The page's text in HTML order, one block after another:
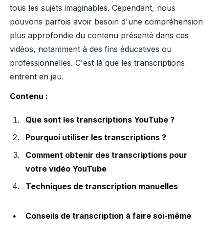
tous les sujets imaginables. Cependant, nous
pouvons parfois avoir besoin d'une compréhension
plus approfondie du contenu présenté dans ces
vidéos, notamment à des fins éducatives ou
professionnelles. C'est là que les transcriptions
entrent en jeu.
Contenu :
Que sont les transcriptions YouTube ?
Pourquoi utiliser les transcriptions ?
Comment obtenir des transcriptions pour
votre vidéo YouTube
Techniques de transcription manuelles
Conseils de transcription à faire soi-même